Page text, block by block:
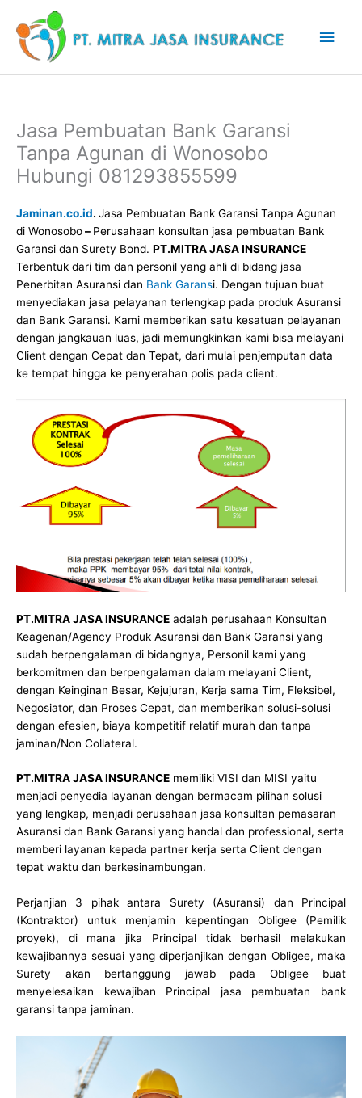
konten
Jasa Pembuatan Bank Garansi
Tanpa Agunan di Wonosobo
Hubungi 081293855599
Jaminan.co.id. Jasa Pembuatan Bank Garansi Tanpa Agunan
di Wonosobo– Perusahaan konsultan jasa pembuatan Bank
Garansi dan Surety Bond. PT.MITRA JASA INSURANCE
Terbentuk dari tim dan personil yang ahli di bidang jasa
Penerbitan Asuransi dan Bank Garansi. Dengan tujuan buat
menyediakan jasa pelayanan terlengkap pada produk Asuransi
dan Bank Garansi. Kami memberikan satu kesatuan pelayanan
dengan jangkauan luas, jadi memungkinkan kami bisa melayani
Client dengan Cepat dan Tepat, dari mulai penjemputan data
ke tempat hingga ke penyerahan polis pada client.
PT.MITRA JASA INSURANCE adalah perusahaan Konsultan
Keagenan/Agency Produk Asuransi dan Bank Garansi yang
sudah berpengalaman di bidangnya, Personil kami yang
berkomitmen dan berpengalaman dalam melayani Client,
dengan Keinginan Besar, Kejujuran, Kerja sama Tim, Fleksibel,
Negosiator, dan Proses Cepat, dan memberikan solusi-solusi
dengan efesien, biaya kompetitif relatif murah dan tanpa
jaminan/Non Collateral.
PT.MITRA JASA INSURANCE memiliki VISI dan MISI yaitu
menjadi penyedia layanan dengan bermacam pilihan solusi
yang lengkap, menjadi perusahaan jasa konsultan pemasaran
Asuransi dan Bank Garansi yang handal dan professional, serta
memberi layanan kepada partner kerja serta Client dengan
tepat waktu dan berkesinambungan.
Perjanjian 3 pihak antara Surety (Asuransi) dan Principal
(Kontraktor) untuk menjamin kepentingan Obligee (Pemilik
proyek), di mana jika Principal tidak berhasil melakukan
kewajibannya sesuai yang diperjanjikan dengan Obligee, maka
Surety akan bertanggung jawab pada Obligee buat
menyelesaikan kewajiban Principal jasa pembuatan bank
garansi tanpa jaminan.